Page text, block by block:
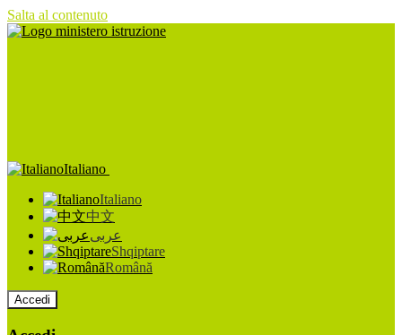
Salta al contenuto
Italiano
Italiano
中文
عربى
Shqiptare
Română
Accedi